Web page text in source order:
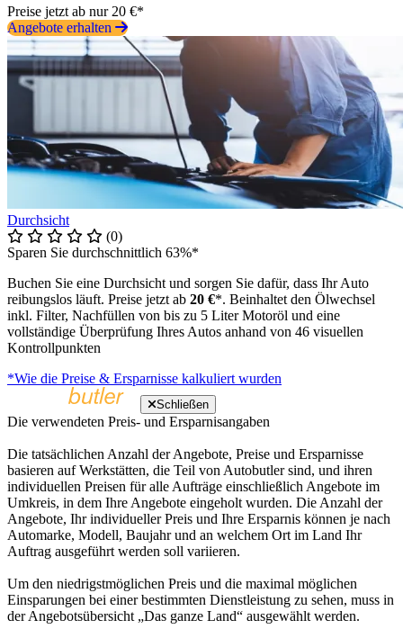
Preise jetzt ab nur 20 €*
Angebote erhalten
Durchsicht
(0)
Sparen Sie durchschnittlich 63%*
Buchen Sie eine Durchsicht und sorgen Sie dafür, dass Ihr Auto
reibungslos läuft. Preise jetzt ab 20 €*. Beinhaltet den Ölwechsel
inkl. Filter, Nachfüllen von bis zu 5 Liter Motoröl und eine
vollständige Überprüfung Ihres Autos anhand von 46 visuellen
Kontrollpunkten
*Wie die Preise & Ersparnisse kalkuliert wurden
Schließen
Die verwendeten Preis- und Ersparnisangaben
Die tatsächlichen Anzahl der Angebote, Preise und Ersparnisse
basieren auf Werkstätten, die Teil von Autobutler sind, und ihren
individuellen Preisen für alle Aufträge einschließlich Angebote im
Umkreis, in dem Ihre Angebote eingeholt wurden. Die Anzahl der
Angebote, Ihr individueller Preis und Ihre Ersparnis können je nach
Automarke, Modell, Baujahr und an welchem Ort im Land Ihr
Auftrag ausgeführt werden soll variieren.
Um den niedrigstmöglichen Preis und die maximal möglichen
Einsparungen bei einer bestimmten Dienstleistung zu sehen, muss in
der Angebotsübersicht „Das ganze Land“ ausgewählt werden.